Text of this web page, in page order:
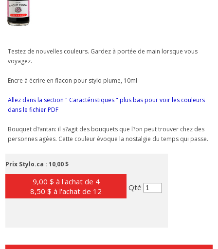
Testez de nouvelles couleurs. Gardez à portée de main lorsque vous
voyagez.
Encre à écrire en flacon pour stylo plume, 10ml
Allez dans la section " Caractéristiques " plus bas pour voir les couleurs
dans le fichier PDF
Bouquet d?antan: il s?agit des bouquets que l?on peut trouver chez des
personnes agées. Cette couleur évoque la nostalgie du temps qui passe.
Prix Stylo.ca :10,00 $
9,00 $ à l'achat de 4
8,50 $ à l'achat de 12
Qté